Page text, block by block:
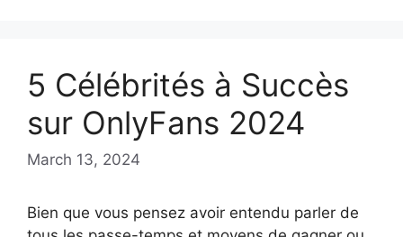
5 Célébrités à Succès
sur OnlyFans 2024
March 13, 2024
Bien que vous pensez avoir entendu parler de